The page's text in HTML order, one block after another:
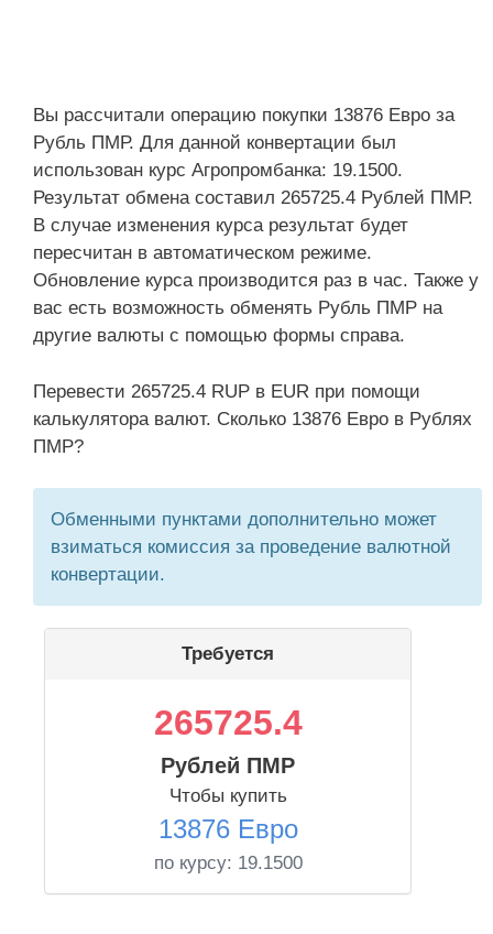
Вы рассчитали операцию покупки 13876 Евро за
Рубль ПМР. Для данной конвертации был
использован курс Агропромбанка: 19.1500.
Результат обмена составил 265725.4 Рублей ПМР.
В случае изменения курса результат будет
пересчитан в автоматическом режиме.
Обновление курса производится раз в час. Также у
вас есть возможность обменять Рубль ПМР на
другие валюты с помощью формы справа.
Перевести 265725.4 RUP в EUR при помощи
калькулятора валют. Сколько 13876 Евро в Рублях
ПМР?
Обменными пунктами дополнительно может
взиматься комиссия за проведение валютной
конвертации.
Требуется
265725.4
Рублей ПМР
Чтобы купить
13876 Евро
по курсу: 19.1500